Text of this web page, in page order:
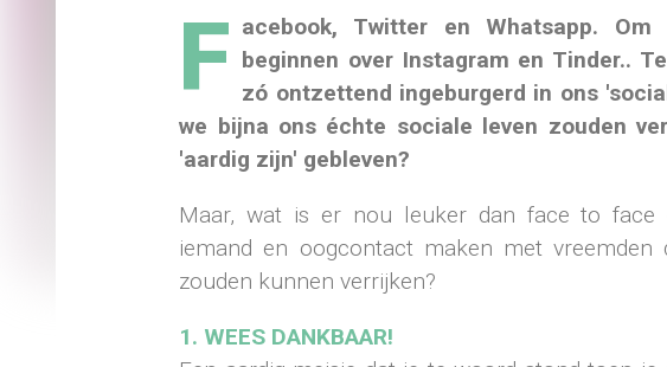
F acebook, Twitter en Whatsapp.
beginnen over Instagram en Tinder..
zó ontzettend ingeburgerd in ons
we bijna ons échte sociale leven zouden
'aardig zijn' gebleven?
Maar, wat is er nou leuker dan face to face
iemand en oogcontact maken met vreemden
zouden kunnen verrijken?
1. WEES DANKBAAR!